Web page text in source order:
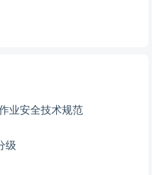
业安全技术规范
级